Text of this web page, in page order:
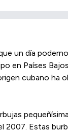
un día
en Países
cubano ha
2007. Estas